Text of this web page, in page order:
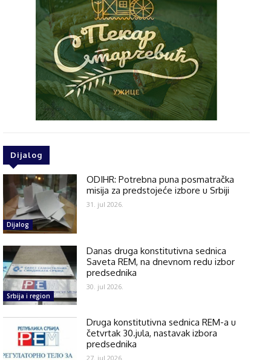
Dijalog
Dijalog
ODIHR: Potrebna puna posmatračka
misija za predstojeće izbore u Srbiji
31. jul 2026.
Srbija i region
Danas druga konstitutivna sednica
Saveta REM, na dnevnom redu izbor
predsednika
30. jul 2026.
Druga konstitutivna sednica REM-a u
četvrtak 30.jula, nastavak izbora
predsednika
27. jul 2026.